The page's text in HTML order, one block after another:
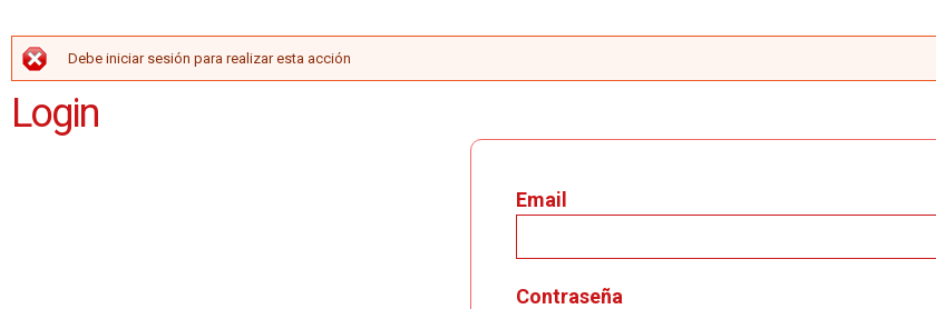
MENSAJE DE ERROR
Debe iniciar sesión para realizar esta acción
Login
Email
Contraseña